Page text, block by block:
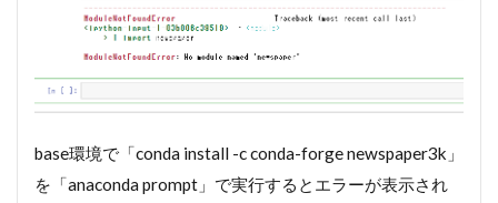
め、
プロ
グラ
でき
ん
（未
base環境で「conda install -c conda-forge newspaper3k」
を「anaconda prompt」で実行するとエラーが表示され